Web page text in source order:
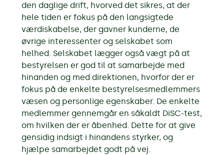
den daglige drift, hvorved det sikres, at der
hele tiden er fokus på den langsigtede
værdiskabelse, der gavner kunderne, de
øvrige interessenter og selskabet som
helhed. Selskabet lægger også vægt på at
bestyrelsen er god til at samarbejde med
hinanden og med direktionen, hvorfor der er
fokus på de enkelte bestyrelsesmedlemmers
væsen og personlige egenskaber. De enkelte
medlemmer gennemgår en såkaldt DiSC-test,
om hvilken der er åbenhed. Dette for at give
gensidig indsigt i hinandens styrker, og
hjælpe samarbejdet godt på vej.